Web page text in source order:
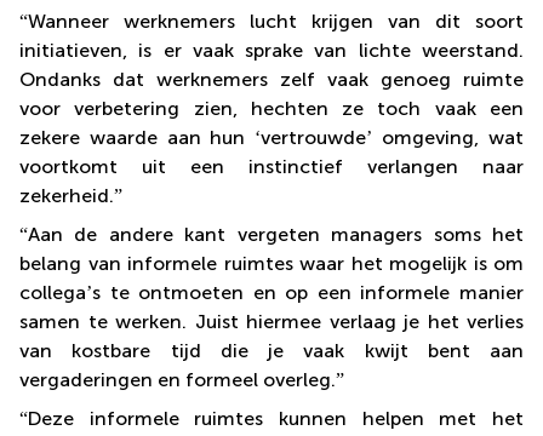
“Wanneer werknemers lucht krijgen van dit soort
initiatieven, is er vaak sprake van lichte weerstand.
Ondanks dat werknemers zelf vaak genoeg ruimte
voor verbetering zien, hechten ze toch vaak een
zekere waarde aan hun ‘vertrouwde’ omgeving, wat
voortkomt uit een instinctief verlangen naar
zekerheid.”
“Aan de andere kant vergeten managers soms het
belang van informele ruimtes waar het mogelijk is om
collega’s te ontmoeten en op een informele manier
samen te werken. Juist hiermee verlaag je het verlies
van kostbare tijd die je vaak kwijt bent aan
vergaderingen en formeel overleg.”
“Deze informele ruimtes kunnen helpen met het